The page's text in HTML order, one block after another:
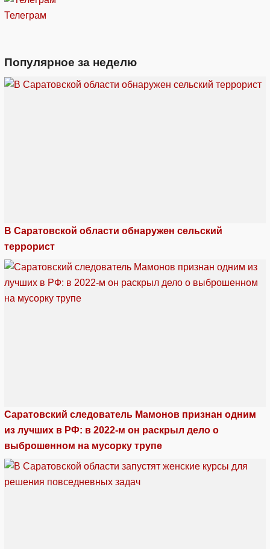
Телеграм
Популярное за неделю
В Саратовской области обнаружен сельский
террорист
Саратовский следователь Мамонов признан одним
из лучших в РФ: в 2022-м он раскрыл дело о
выброшенном на мусорку трупе